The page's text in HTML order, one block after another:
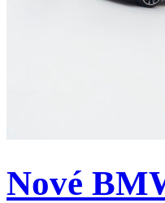
Nové